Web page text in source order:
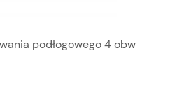
podłogowego 4 obw